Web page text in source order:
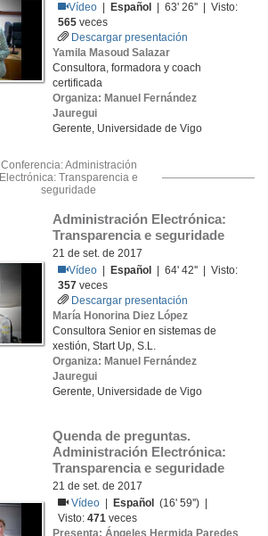
Vídeo
Español
| 63' 26'' | Visto:
565 veces
Descargar presentación
Yamila Masoud Salazar
Consultora, formadora y coach
certificada
Organiza: Manuel Fernández
Jauregui
Gerente, Universidade de Vigo
Conferencia: Administración
Electrónica: Transparencia e
seguridade
Administración Electrónica:
Transparencia e seguridade
21 de set. de 2017
Vídeo
Español
| 64' 42'' | Visto:
357 veces
Descargar presentación
María Honorina Diez López
Consultora Senior en sistemas de
xestión, Start Up, S.L.
Organiza: Manuel Fernández
Jauregui
Gerente, Universidade de Vigo
Quenda de preguntas.
Administración Electrónica:
Transparencia e seguridade
21 de set. de 2017
Vídeo
Español
(16' 59'') |
Visto:471 veces
Presenta: Ángeles Hermida Paredes